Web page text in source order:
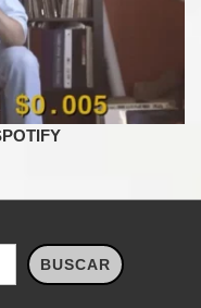
BUSCAR